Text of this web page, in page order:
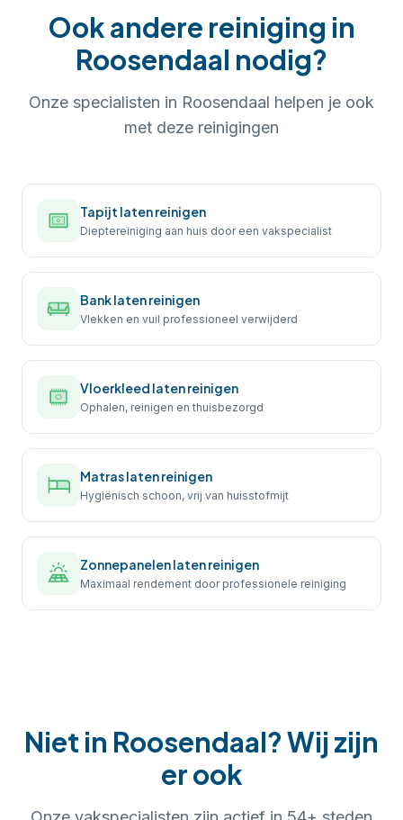
Ook andere reiniging in
Roosendaal nodig?
Onze specialisten in Roosendaal helpen je ook
met deze reinigingen
Tapijt laten reinigen
Dieptereiniging aan huis door een vakspecialist
Bank laten reinigen
Vlekken en vuil professioneel verwijderd
Vloerkleed laten reinigen
Ophalen, reinigen en thuisbezorgd
Matras laten reinigen
Hygiënisch schoon, vrij van huisstofmijt
Zonnepanelen laten reinigen
Maximaal rendement door professionele reiniging
Niet in Roosendaal? Wij zijn
er ook